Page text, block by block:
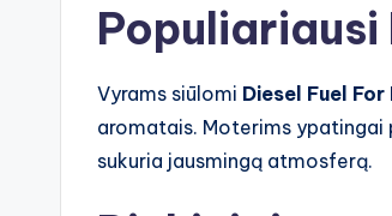
Populiariausi
Vyrams siūlomi Diesel Fuel
aromatais. Moterims ypatingai
sukuria jausmingą atmosferą.